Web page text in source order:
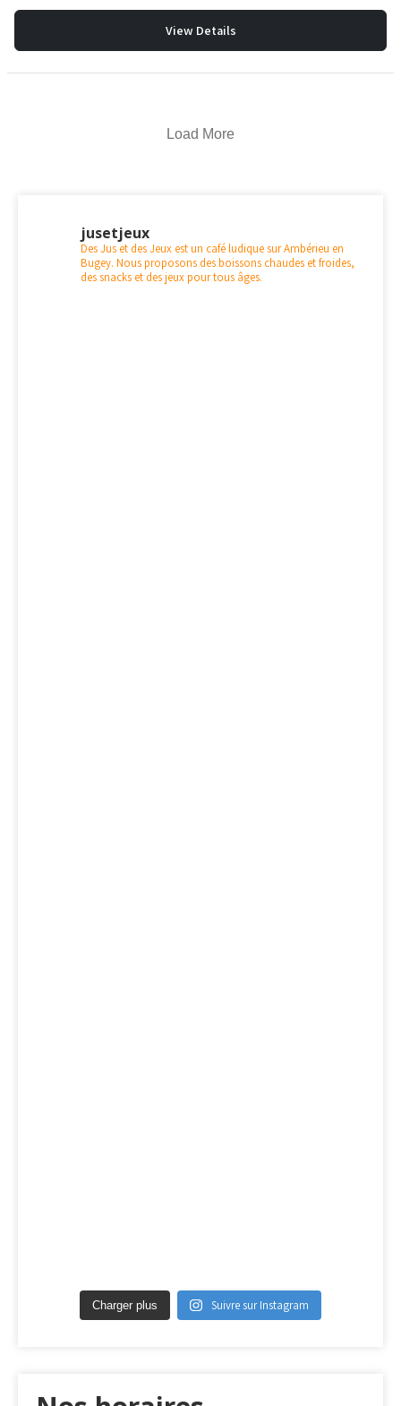
View Details
Load More
jusetjeux
Des Jus et des Jeux est un café ludique sur Ambérieu en
Bugey. Nous proposons des boissons chaudes et froides,
des snacks et des jeux pour tous âges.
Charger plus Suivre sur Instagram